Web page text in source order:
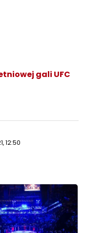
gali UFC
12:50